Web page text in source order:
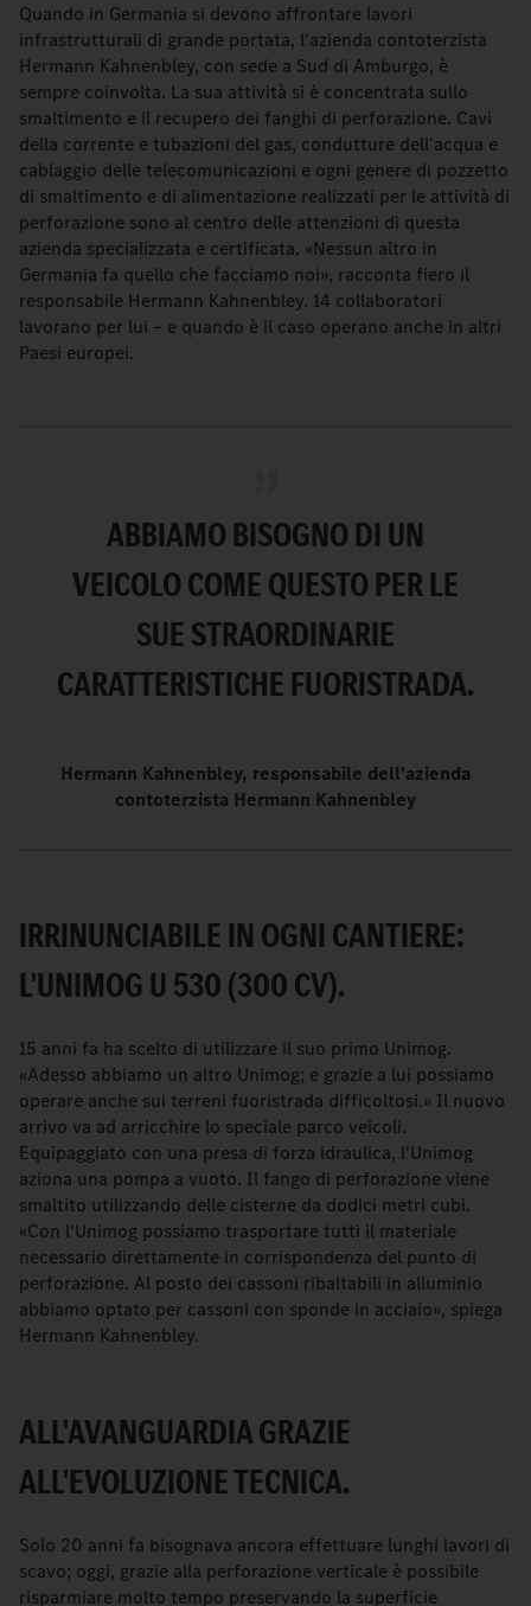
Quando in Germania si devono affrontare lavori
infrastrutturali di grande portata, l'azienda contoterzista
Hermann Kahnenbley, con sede a Sud di Amburgo, è
sempre coinvolta. La sua attività si è concentrata sullo
smaltimento e il recupero dei fanghi di perforazione. Cavi
della corrente e tubazioni del gas, condutture dell'acqua e
cablaggio delle telecomunicazioni e ogni genere di pozzetto
di smaltimento e di alimentazione realizzati per le attività di
perforazione sono al centro delle attenzioni di questa
azienda specializzata e certificata. «Nessun altro in
Germania fa quello che facciamo noi», racconta fiero il
responsabile Hermann Kahnenbley. 14 collaboratori
lavorano per lui – e quando è il caso operano anche in altri
Paesi europei.
ABBIAMO BISOGNO DI UN
VEICOLO COME QUESTO PER LE
SUE STRAORDINARIE
CARATTERISTICHE FUORISTRADA.
Hermann Kahnenbley, responsabile dell'azienda
contoterzista Hermann Kahnenbley
IRRINUNCIABILE IN OGNI CANTIERE:
L'UNIMOG U 530 (300 CV).
15 anni fa ha scelto di utilizzare il suo primo Unimog.
«Adesso abbiamo un altro Unimog; e grazie a lui possiamo
operare anche sui terreni fuoristrada difficoltosi.» Il nuovo
arrivo va ad arricchire lo speciale parco veicoli.
Equipaggiato con una presa di forza idraulica, l'Unimog
aziona una pompa a vuoto. Il fango di perforazione viene
smaltito utilizzando delle cisterne da dodici metri cubi.
«Con l'Unimog possiamo trasportare tutti il materiale
necessario direttamente in corrispondenza del punto di
perforazione. Al posto dei cassoni ribaltabili in alluminio
abbiamo optato per cassoni con sponde in acciaio», spiega
Hermann Kahnenbley.
ALL'AVANGUARDIA GRAZIE
ALL'EVOLUZIONE TECNICA.
Solo 20 anni fa bisognava ancora effettuare lunghi lavori di
scavo; oggi, grazie alla perforazione verticale è possibile
risparmiare molto tempo preservando la superficie